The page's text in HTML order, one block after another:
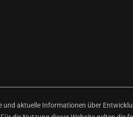
und aktuelle Informationen über